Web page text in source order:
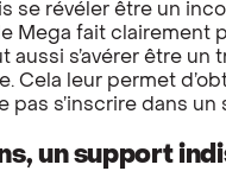
se révéler être un
Mega fait clairement
aussi s’avérer être
Cela leur permet
pas s’inscrire dans
un support